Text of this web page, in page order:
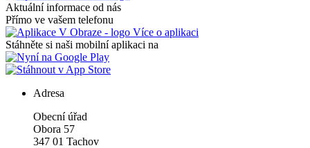
Aktuální informace od nás
Přímo ve vašem telefonu
Více o aplikaci
Stáhněte si naši mobilní aplikaci na
Adresa
Obecní úřad
Obora 57
347 01 Tachov